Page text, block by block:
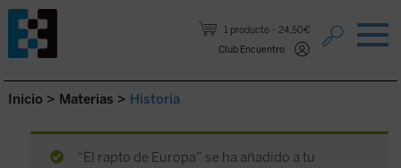
1 producto
24,50€
Club Encuentro
Saltar al contenido.
Inicio > Materias > Historia
“El rapto de Europa” se ha añadido a tu